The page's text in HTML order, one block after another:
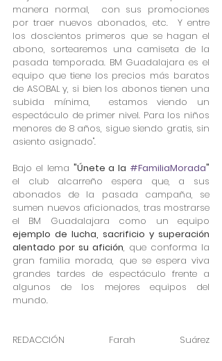
manera normal,  con sus promociones
por traer nuevos abonados, etc.  Y entre
los doscientos primeros que se hagan el
abono, sortearemos una camiseta de la
pasada temporada. BM Guadalajara es el
equipo que tiene los precios más baratos
de ASOBAL y, si bien los abonos tienen una
subida mínima,  estamos viendo un
espectáculo de primer nivel. Para los niños
menores de 8 años, sigue siendo gratis, sin
asiento asignado".
Bajo el lema "Únete a la #FamiliaMorada"
el club alcarreño espera que, a sus
abonados de la pasada campaña, se
sumen nuevos aficionados, tras mostrarse
ejemplo de lucha, sacrificio y superación
alentado por su afición, que conforma la
gran familia morada, que se espera viva
grandes tardes de espectáculo frente a
algunos de los mejores equipos del
mundo.